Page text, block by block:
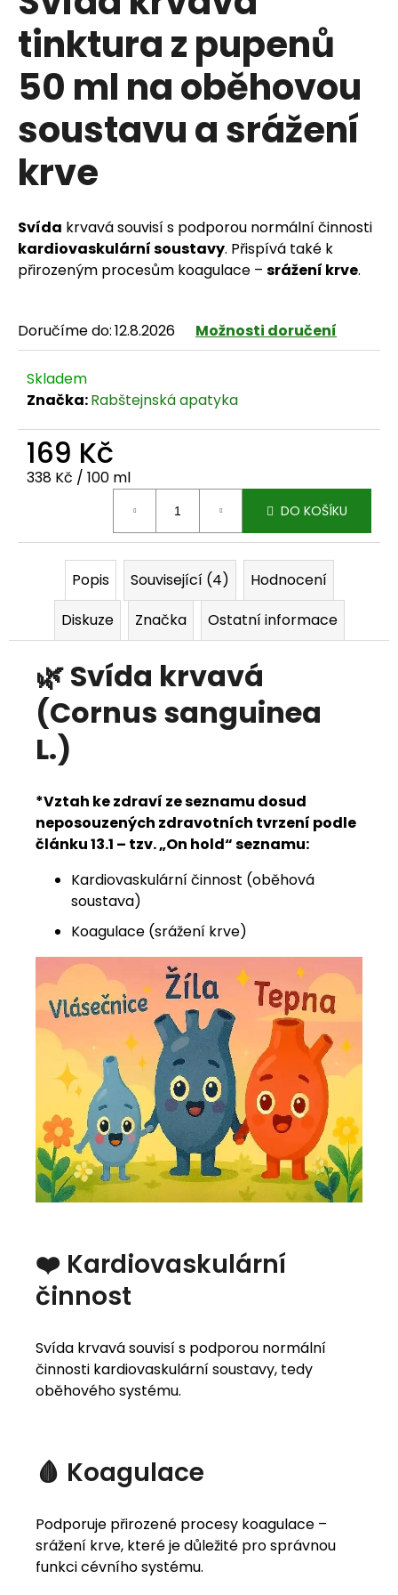
tinktura z pupenů
50 ml na oběhovou
soustavu a srážení
krve
Svída krvavá souvisí s podporou normální činnosti
kardiovaskulární soustavy. Přispívá také k
přirozeným procesům koagulace – srážení krve.
Doručíme do:12.8.2026 Možnosti doručení
Skladem
Značka:Rabštejnská apatyka
169 Kč
Měrná cena:
338 Kč / 100 ml
DO KOŠÍKU
Popis Související (4)
Hodnocení
Diskuze
Značka Ostatní informace
🌿 Svída krvavá
(Cornus sanguinea
L.)
*Vztah ke zdraví ze seznamu dosud
neposouzených zdravotních tvrzení podle
článku 13.1 – tzv. „On hold“ seznamu:
Kardiovaskulární činnost (oběhová
soustava)
Koagulace (srážení krve)
❤️ Kardiovaskulární
činnost
Svída krvavá souvisí s podporou normální
činnosti kardiovaskulární soustavy, tedy
oběhového systému.
🩸 Koagulace
Podporuje přirozené procesy koagulace –
srážení krve, které je důležité pro správnou
funkci cévního systému.
HLEDAT
D
p
o
u
č
u
j
e
m